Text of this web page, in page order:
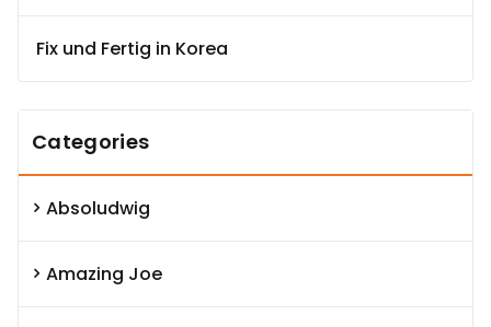
Fix und Fertig in Korea
Categories
Absoludwig
Amazing Joe